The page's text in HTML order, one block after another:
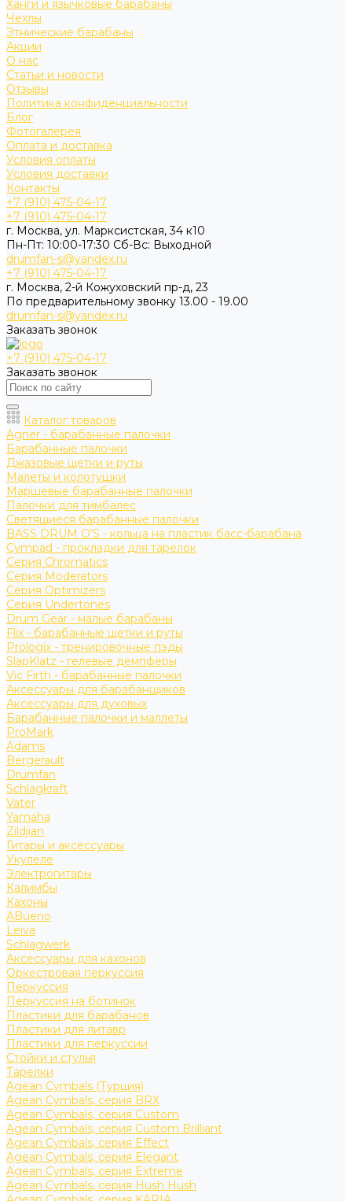
Ханги и язычковые барабаны
Чехлы
Этнические барабаны
Акции
О нас
Статьи и новости
Отзывы
Политика конфиденциальности
Блог
Фотогалерея
Оплата и доставка
Условия оплаты
Условия доставки
Контакты
+7 (910) 475-04-17
+7 (910) 475-04-17
г. Москва, ул. Марксистская, 34 к10
Пн-Пт: 10:00-17:30 Cб-Вс: Выходной
drumfan-s@yandex.ru
+7 (910) 475-04-17
г. Москва, 2-й Кожуховский пр-д, 23
По предварительному звонку 13.00 - 19.00
drumfan-s@yandex.ru
Заказать звонок
+7 (910) 475-04-17
Заказать звонок
Каталог товаров
Agner - барабанные палочки
Барабанные палочки
Джазовые щетки и руты
Малеты и колотушки
Маршевые барабанные палочки
Палочки для тимбалес
Светящиеся барабанные палочки
BASS DRUM O’S - кольца на пластик басс-барабана
Cympad - прокладки для тарелок
Серия Chromatics
Серия Moderators
Серия Optimizers
Серия Undertones
Drum Gear - малые барабаны
Flix - барабанные щетки и руты
Prologix - тренировочные пэды
SlapKlatz - гелевые демпферы
Vic Firth - барабанные палочки
Аксессуары для барабанщиков
Аксессуары для духовых
Барабанные палочки и маллеты
ProMark
Adams
Bergerault
Drumfan
Schlagkraft
Vater
Yamaha
Zildjian
Гитары и аксессуары
Укулеле
Электрогитары
Калимбы
Кахоны
ABueno
Leiva
Schlagwerk
Аксессуары для кахонов
Оркестровая перкуссия
Перкуссия
Перкуссия на ботинок
Пластики для барабанов
Пластики для литавр
Пластики для перкуссии
Стойки и стулья
Тарелки
Agean Cymbals (Турция)
Agean Cymbals, серия BRX
Agean Cymbals, серия Custom
Agean Cymbals, серия Custom Brilliant
Agean Cymbals, серия Effect
Agean Cymbals, серия Elegant
Agean Cymbals, серия Extreme
Agean Cymbals, серия Hush Hush